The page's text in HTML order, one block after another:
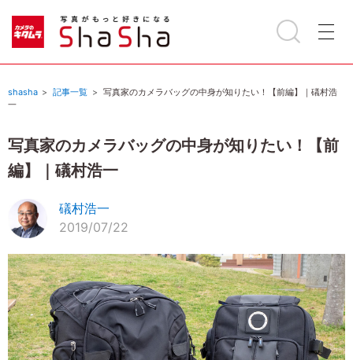
shasha 記事一覧
写真家のカメラバッグの中身が知りたい！【前編】｜礒村浩
一
写真家のカメラバッグの中身が知りたい！【前
編】｜礒村浩一
礒村浩一
2019/07/22